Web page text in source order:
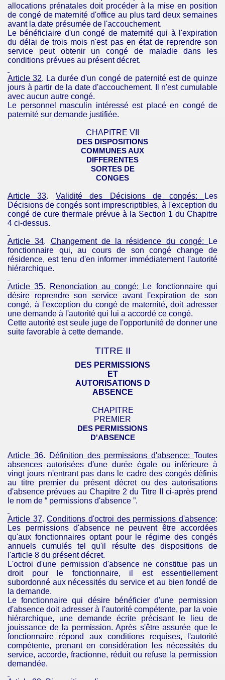
allocations prénatales doit procéder à la mise en position
de congé de maternité d'office au plus tard deux semaines
avant la date présumée de l'accouchement.
Le bénéficiaire d'un congé de maternité qui à l'expiration
du délai de trois mois n'est pas en état de reprendre son
service peut obtenir un congé de maladie dans les
conditions prévues au présent décret.
Article 32. La durée d'un congé de paternité est de quinze
jours à partir de la date d'accouchement. Il n'est cumulable
avec aucun autre congé.
Le personnel masculin intéressé est placé en congé de
paternité sur demande justifiée.
CHAPITRE VII
DES DISPOSITIONS
COMMUNES AUX
DIFFERENTES
SORTES DE
CONGES
Article 33. Validité des Décisions de congés:
Les
Décisions de congés sont imprescriptibles, à l'exception du
congé de cure thermale prévue à la Section 1 du Chapitre
4 ci-dessus.
Article 34. Changement de la résidence du congé:
Le
fonctionnaire qui, au cours de son congé change de
résidence, est tenu d'en informer immédiatement l'autorité
hiérarchique.
Article 35. Renonciation aucongé:
Le fonctionnaire qui
désire reprendre son service avant l'expiration de son
congé, à l'exception du congé de maternité, doit adresser
une demande à l'autorité qui lui a accordé ce congé.
Cette autorité est seule juge de l'opportunité de donner une
suite favorable à cette demande.
TITRE II
DES PERMISSIONS
ET
AUTORISATIONS D
ABSENCE
CHAPITRE
PREMIER
DES PERMISSIONS
D'ABSENCE
Article 36. Définition des permissions d'absence:Toutes
absences autorisées d'une durée égale ou inférieure à
vingt jours n'entrant pas dans le cadre des congés définis
au titre premier du présent décret ou des autorisations
d'absence prévues au Chapitre 2 du Titre II ci-après prend
le nom de “ permissions d'absence ”.
Article 37.Conditions d'octroi des permissions d'absence:
Les permissions d'absence ne peuvent être accordées
qu'aux fonctionnaires optant pour le régime des congés
annuels cumulés tel qu'il résulte des dispositions de
l'article 8 du présent décret.
L'octroi d'une permission d'absence ne constitue pas un
droit pour le fonctionnaire, il est essentiellement
subordonné aux nécessités du service et au bien fondé de
la demande.
Le fonctionnaire qui désire bénéficier d'une permission
d'absence doit adresser à l'autorité compétente, par la voie
hiérarchique, une demande écrite précisant le lieu de
jouissance de la permission. Après s'être assurée que le
fonctionnaire répond aux conditions requises, l'autorité
compétente, prenant en considération les nécessités du
service, accorde, fractionne, réduit ou refuse la permission
demandée.